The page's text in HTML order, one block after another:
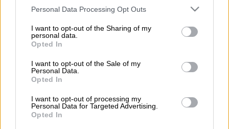
Please note that this website/app uses one or more Google
not limited to your visit or usage behaviour. You may click to
grant or deny consent to Google and its third-party tags to
use your data for below specified purposes in below Google
consent section.
Personal Data Processing Opt Outs
I want to opt-out of the Sharing of my
personal data.
Opted In
I want to opt-out of the Sale of my
Personal Data.
Opted In
I want to opt-out of processing my
Personal Data for Targeted Advertising.
Opted In
Το ζευγάρι αγόρασε το σπίτι το 2010 μέσω
μιας εταιρείας περιορισμένης ευθύνης
έναντι 6,6 εκατομμυρίων δολαρίων
. Το
ρετιρέ βρίσκεται στον τελευταίο όροφο του
Gwathmey Siegel Kaufman & Associates
Architects.